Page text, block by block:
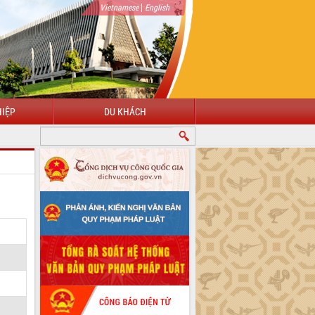
Vietnamese| English
DU KHÁCH